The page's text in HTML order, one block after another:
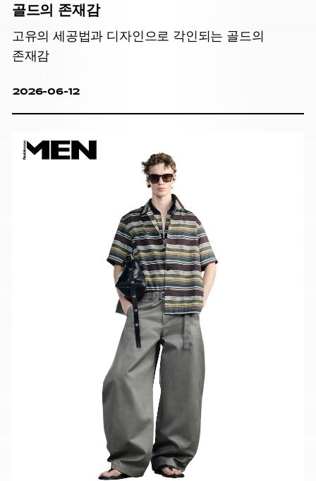
골드의 존재감
고유의 세공법과 디자인으로 각인되는 골드의
존재감
2026-06-12